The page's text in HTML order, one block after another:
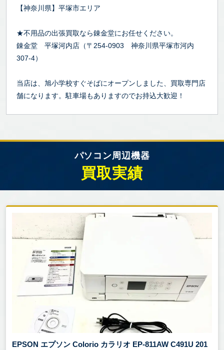
【神奈川県】平塚市エリア
★不用品の出張買取なら錬金堂にお任せください。
錬金堂 平塚河内店（〒254-0903 神奈川県平塚市河内
307-4）
当店は、旭小学校すぐそばにオープンしました、買取専門店
舗になります。駐車場もありますのでお持込大歓迎！
パソコン周辺機器
買取実績
EPSON エプソン Colorio カラリオ EP-811AW C491U 201